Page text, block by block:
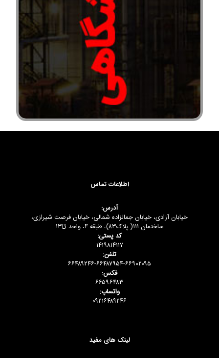
اطلاعات تماس
آدرس:
خیابان آزادی، خیابان جمالزاده شمالی، خیابان فرصت شیرازی،
ساختمان ۱۱۱( پلاک۸۳)، طبقه ۴، واحد ۱۳B
کد پستی:
۱۴۱۹۸۱۴۱۱۷
تلفن:
۶۶۴۸۹۲۴۶-۶۶۴۸۷۹۵۴-۶۶۹۰۲۰۹۵
فکس:
۶۶۵۹۶۴۸۳
واتساپ:
۰۹۲۱۶۴۸۹۲۴۶
لینک های مفید